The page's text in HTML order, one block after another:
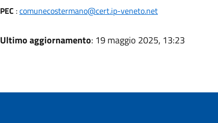
PEC :comunecostermano@cert.ip-veneto.net
Ultimo aggiornamento: 19 maggio 2025, 13:23